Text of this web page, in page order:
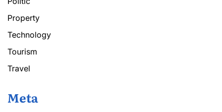
Property
Technology
Tourism
Travel
Meta